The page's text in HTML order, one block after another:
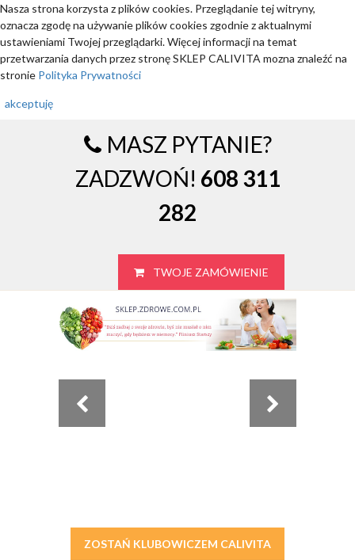
Nasza strona korzysta z plików cookies. Przeglądanie tej witryny,
oznacza zgodę na używanie plików cookies zgodnie z aktualnymi
ustawieniami Twojej przeglądarki. Więcej informacji na temat
przetwarzania danych przez stronę SKLEP CALIVITA mozna znaleźć na
stronie Polityka Prywatności
akceptuję
MASZ PYTANIE?
ZADZWOŃ! 608 311
282
TWOJE ZAMÓWIENIE
ZOSTAŃ KLUBOWICZEM CALIVITA